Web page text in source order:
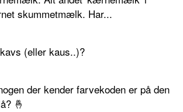
skummetmælk. Har...
(eller kaus..)?
der kender farvekoden er på den
🤞